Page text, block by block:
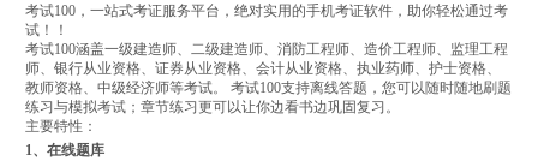
考试100，一站式考证服务平台，绝对实用的手机考证软件，助你轻松通过考
试！！
考试100涵盖一级建造师、二级建造师、消防工程师、造价工程师、监理工程
师、银行从业资格、证券从业资格、会计从业资格、执业药师、护士资格、
教师资格、中级经济师等考试。 考试100支持离线答题，您可以随时随地刷题
练习与模拟考试；章节练习更可以让你边看书边巩固复习。
主要特性：
1、在线题库